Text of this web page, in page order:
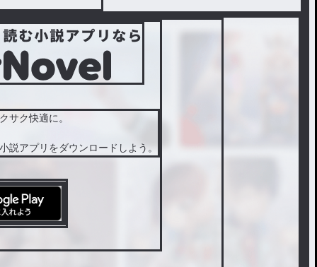
サク快適に。
説アプリをダウンロードしよう。